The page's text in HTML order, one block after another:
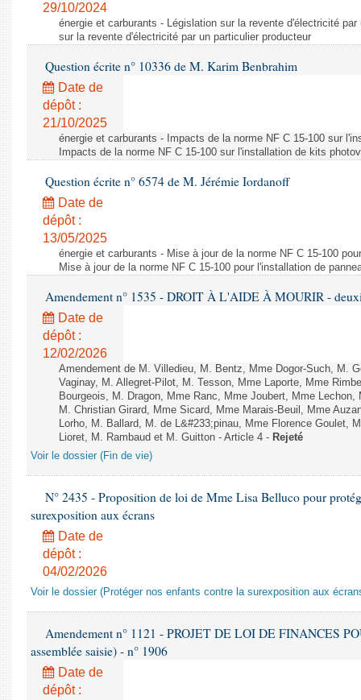
29/10/2024
énergie et carburants - Législation sur la revente d'électricité
sur la revente d'électricité par un particulier producteur
Question écrite n° 10336 de M. Karim Benbrahim
Date de
dépôt :
21/10/2025
énergie et carburants - Impacts de la norme NF C 15-100 sur
Impacts de la norme NF C 15-100 sur l'installation de kits
Question écrite n° 6574 de M. Jérémie Iordanoff
Date de
dépôt :
13/05/2025
énergie et carburants - Mise à jour de la norme NF C 15-100
Mise à jour de la norme NF C 15-100 pour l'installation de
Amendement n° 1535 - DROIT À L'AIDE À MOURIR -
Date de
dépôt :
12/02/2026
Amendement de M. Villedieu, M. Bentz, Mme Dogor-Such, M.
Vaginay, M. Allegret-Pilot, M. Tesson, Mme Laporte, Mme
Bourgeois, M. Dragon, Mme Ranc, Mme Joubert, Mme
M. Christian Girard, Mme Sicard, Mme Marais-Beuil, Mme
Lorho, M. Ballard, M. de L&#233;pinau, Mme Florence Goulet,
Lioret, M. Rambaud et M. Guitton - Article 4 - Rejeté
Voir le dossier (Fin de vie)
N° 2435 - Proposition de loi de Mme Lisa Belluco pour
surexposition aux écrans
Date de
dépôt :
04/02/2026
Voir le dossier (Protéger nos enfants contre la surexposition aux
Amendement n° 1121 - PROJET DE LOI DE FINANCES
assemblée saisie) - n° 1906
Date de
dépôt :